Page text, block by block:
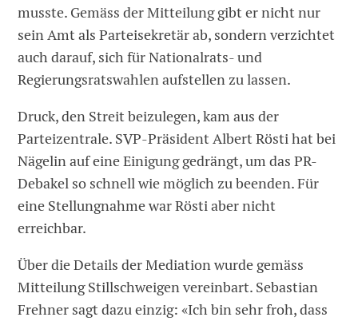
musste. Gemäss der Mitteilung gibt er nicht nur
sein Amt als Parteisekretär ab, sondern verzichtet
auch darauf, sich für Nationalrats- und
Regierungsratswahlen aufstellen zu lassen.
Druck, den Streit beizulegen, kam aus der
Parteizentrale. SVP-Präsident Albert Rösti hat bei
Nägelin auf eine Einigung gedrängt, um das PR-
Debakel so schnell wie möglich zu beenden. Für
eine Stellungnahme war Rösti aber nicht
erreichbar.
Über die Details der Mediation wurde gemäss
Mitteilung Stillschweigen vereinbart. Sebastian
Frehner sagt dazu einzig: «Ich bin sehr froh, dass